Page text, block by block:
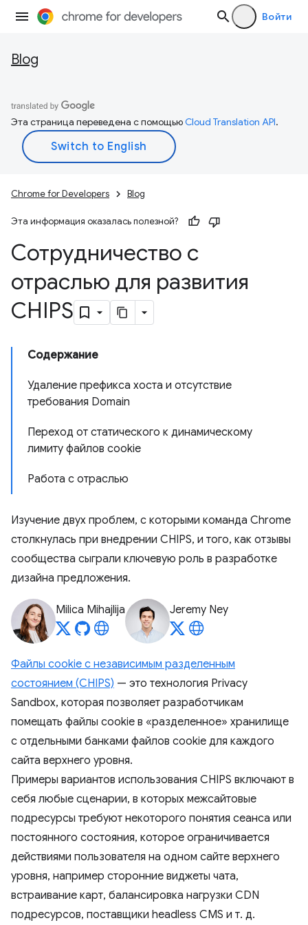
Войти
Blog
Эта страница переведена с помощьюCloud Translation API.
Chrome for Developers Blog
Эта информация оказалась полезной?
Сотрудничество с
отраслью для развития
CHIPS
Содержание
Удаление префикса хоста и отсутствие
требования Domain
Переход от статического к динамическому
лимиту файлов cookie
Работа с отраслью
Изучение двух проблем, с которыми команда Chrome
столкнулась при внедрении CHIPS, и того, как отзывы
сообщества сыграли ключевую роль в разработке
дизайна предложения.
Milica Mihajlija Jeremy Ney
Файлы cookie с независимым разделенным
состоянием (CHIPS) — это технология Privacy
Sandbox, которая позволяет разработчикам
помещать файлы cookie в «разделенное» хранилище
с отдельными банками файлов cookie для каждого
сайта верхнего уровня.
Примеры вариантов использования CHIPS включают в
себя любые сценарии, в которых межсайтовые
подресурсы требуют некоторого понятия сеанса или
постоянного состояния, которое ограничивается
действиями пользователя на одном сайте верхнего
уровня, например сторонние виджеты чата,
встраивание карт, балансировка нагрузки CDN
подресурсов, поставщики headless CMS и т. д.